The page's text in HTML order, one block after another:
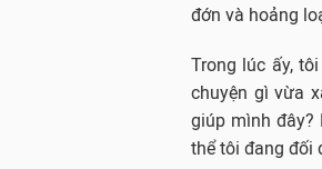
đớn và hoảng
Trong lúc ấy,
chuyện gì vừa
giúp mình đây?
thể tôi đang đối